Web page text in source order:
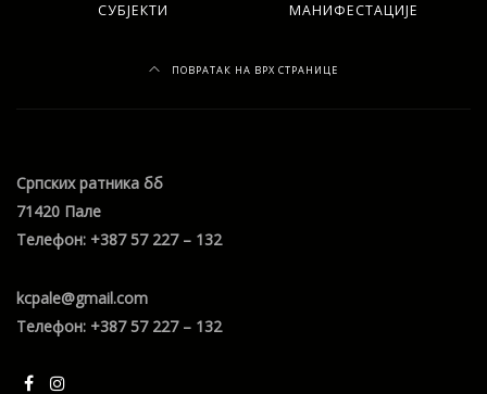
СУБЈЕКТИ
МАНИФЕСТАЦИЈЕ
ПОВРАТАК НА ВРХ СТРАНИЦЕ
Српских ратника бб
71420 Пале
Телефон: +387 57 227 – 132
kcpale@gmail.com
Телефон: +387 57 227 – 132